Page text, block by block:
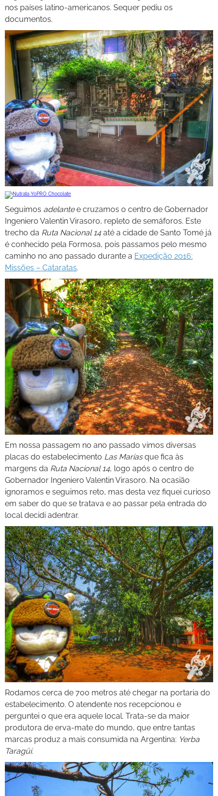
nos países latino-americanos. Sequer pediu os
documentos.
Seguimos adelantee cruzamos o centro de Gobernador
Ingeniero Valentin Virasoro, repleto de semáforos. Este
trecho da Ruta Nacional 14 até a cidade de Santo Tomé já
é conhecido pela Formosa, pois passamos pelo mesmo
caminho no ano passado durante a Expedição 2016:
Missões – Cataratas.
Em nossa passagem no ano passado vimos diversas
placas do estabelecimento Las Maríasque fica às
margens da Ruta Nacional 14, logo após o centro de
Gobernador Ingeniero Valentin Virasoro. Na ocasião
ignoramos e seguimos reto, mas desta vez fiquei curioso
em saber do que se tratava e ao passar pela entrada do
local decidi adentrar.
Rodamos cerca de 700 metros até chegar na portaria do
estabelecimento. O atendente nos recepcionou e
perguntei o que era aquele local. Trata-se da maior
produtora de erva-mate do mundo, que entre tantas
marcas produz a mais consumida na Argentina: Yerba
Taragüí.